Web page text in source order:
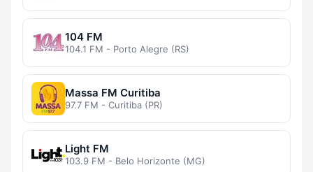
104 FM
104.1 FM - Porto Alegre (RS)
Massa FM Curitiba
97.7 FM - Curitiba (PR)
Light FM
103.9 FM - Belo Horizonte (MG)